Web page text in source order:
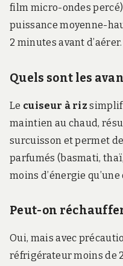
film micro-ondes
puissance moyenne-
2 minutes avant d’aérer.
Quels sont les
Le cuiseur à riz
maintien au chaud,
surcuisson et permet
parfumés (basmati,
moins d’énergie
Peut-on
Oui, mais avec
réfrigérateur moins de